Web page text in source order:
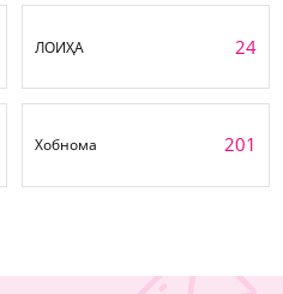
ЛОИҲА 24
Хобнома 201